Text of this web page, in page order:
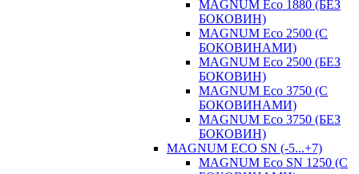
MAGNUM Eco 1880 (БЕЗ
БОКОВИН)
MAGNUM Eco 2500 (С
БОКОВИНАМИ)
MAGNUM Eco 2500 (БЕЗ
БОКОВИН)
MAGNUM Eco 3750 (С
БОКОВИНАМИ)
MAGNUM Eco 3750 (БЕЗ
БОКОВИН)
MAGNUM ECO SN (-5...+7)
MAGNUM Eco SN 1250 (С